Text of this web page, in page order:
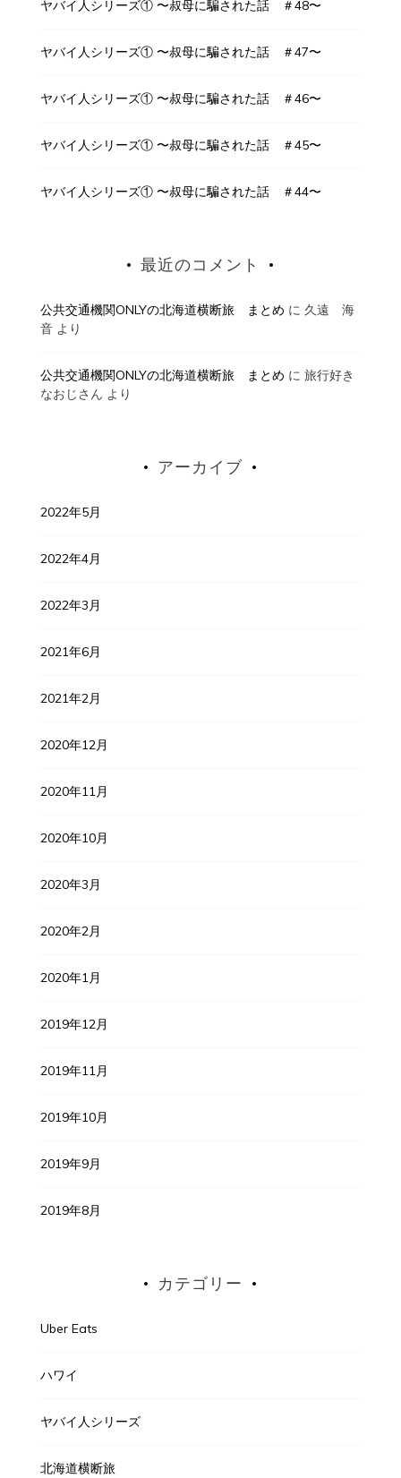
ヤバイ人シリーズ① 〜叔母に騙された話 ＃48〜
ヤバイ人シリーズ① 〜叔母に騙された話 ＃47〜
ヤバイ人シリーズ① 〜叔母に騙された話 ＃46〜
ヤバイ人シリーズ① 〜叔母に騙された話 ＃45〜
ヤバイ人シリーズ① 〜叔母に騙された話 ＃44〜
最近のコメント
公共交通機関ONLYの北海道横断旅 まとめ に 久遠 海
音より
公共交通機関ONLYの北海道横断旅 まとめ に 旅行好き
なおじさん より
アーカイブ
2022年5月
2022年4月
2022年3月
2021年6月
2021年2月
2020年12月
2020年11月
2020年10月
2020年3月
2020年2月
2020年1月
2019年12月
2019年11月
2019年10月
2019年9月
2019年8月
カテゴリー
Uber Eats
ハワイ
ヤバイ人シリーズ
北海道横断旅